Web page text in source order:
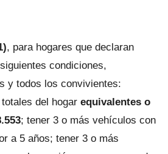
, para hogares que declaran
condiciones,
y todos los convivientes:
del hogar equivalentes o
; tener 3 o más vehículos con
a 5 años; tener 3 o más